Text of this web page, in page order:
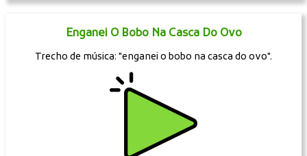
Enganei O Bobo Na Casca Do Ovo
Trecho de música: "enganei o bobo na casca do ovo".